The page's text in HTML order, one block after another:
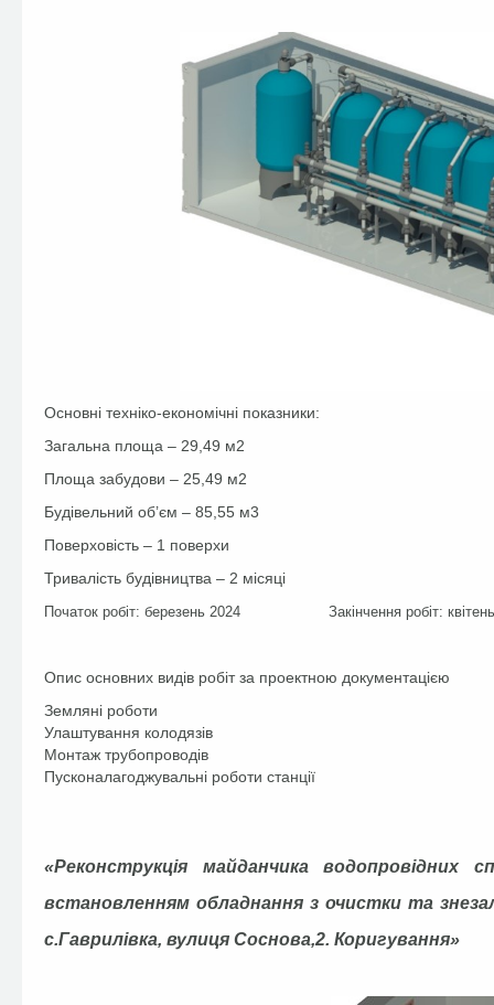
Основні техніко-економічні показники:
Загальна площа – 29,49 м2
Площа забудови – 25,49 м2
Будівельний об’єм – 85,55 м3
Поверховість – 1 поверхи
Тривалість будівництва – 2 місяці
Початок робіт: березень 2024 Закінчення робіт: квітень
Опис основних видів робіт за проектною документацією
Земляні роботи
Улаштування колодязів
Монтаж трубопроводів
Пусконалагоджувальні роботи станції
«Реконструкція майданчика водопровідних
встановленням обладнання з очистки та
с.Гаврилівка, вулиця Соснова,2. Коригування»